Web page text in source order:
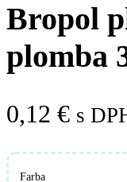
Bropol
plomba
0,12 € s
Farba